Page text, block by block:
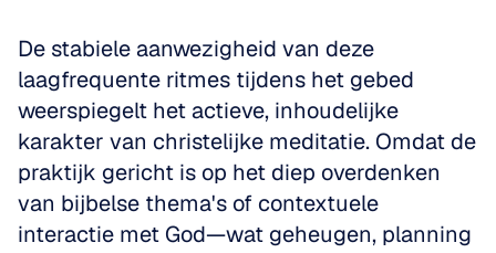
De stabiele aanwezigheid van deze
laagfrequente ritmes tijdens het gebed
weerspiegelt het actieve, inhoudelijke
karakter van christelijke meditatie. Omdat de
praktijk gericht is op het diep overdenken
van bijbelse thema's of contextuele
interactie met God—wat geheugen, planning